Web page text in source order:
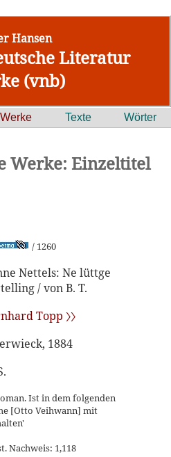
Hansen
Literatur
(vnb)
Werke Texte Wörter
Werke: Einzeltitel
/ 1260
Nettels: Ne lüttge
/ von B. T.
Topp 〉〉
1884
Ist in dem folgenden
[Otto Veihwann] mit
Nachweis: 1,118